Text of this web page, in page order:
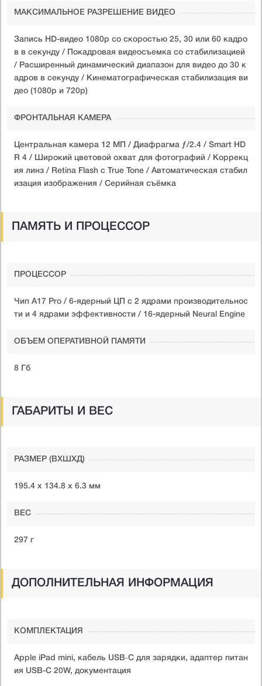
МАКСИМАЛЬНОЕ РАЗРЕШЕНИЕ ВИДЕО
Запись HD-видео 1080p со скоростью 25, 30 или 60 кадро
в в секунду / Покадровая видеосъемка со стабилизацией
/ Расширенный динамический диапазон для видео до 30 к
адров в секунду / Кинематографическая стабилизация ви
део (1080p и 720p)
ФРОНТАЛЬНАЯ КАМЕРА
Центральная камера 12 МП / Диафрагма ƒ/2.4 / Smart HD
R 4 / Широкий цветовой охват для фотографий / Коррекц
ия линз / Retina Flash с True Tone / Автоматическая стабил
изация изображения / Серийная съёмка
ПАМЯТЬ И ПРОЦЕССОР
ПРОЦЕССОР
Чип A17 Pro / 6-ядерный ЦП с 2 ядрами производительнос
ти и 4 ядрами эффективности / 16-ядерный Neural Engine
ОБЪЕМ ОПЕРАТИВНОЙ ПАМЯТИ
8 Гб
ГАБАРИТЫ И ВЕС
РАЗМЕР (ВXШXД)
195.4 x 134.8 x 6.3 мм
ВЕС
297 г
ДОПОЛНИТЕЛЬНАЯ ИНФОРМАЦИЯ
КОМПЛЕКТАЦИЯ
Apple iPad mini, кабель USB‑C для зарядки, адаптер питан
ия USB-C 20W, документация